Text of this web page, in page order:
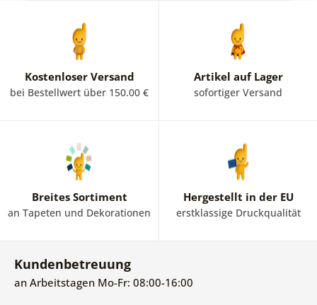
Kostenloser Versand
bei Bestellwert über 150.00 €
Artikel auf Lager
sofortiger Versand
Breites Sortiment
an Tapeten und Dekorationen
Hergestellt in der EU
erstklassige Druckqualität
Kundenbetreuung
an Arbeitstagen Mo-Fr: 08:00-16:00